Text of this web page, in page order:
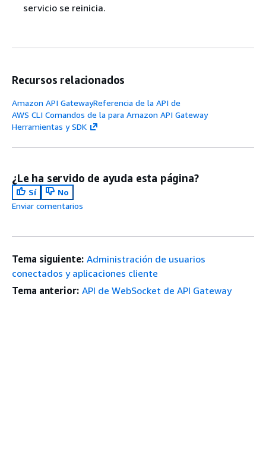
servicio se reinicia.
Recursos relacionados
Amazon API GatewayReferencia de la API de
AWS CLI Comandos de la para Amazon API Gateway
Herramientas y SDK
¿Le ha servido de ayuda esta página?
Sí
No
Enviar comentarios
Tema siguiente: Administración de usuarios
conectados y aplicaciones cliente
Tema anterior: API de WebSocket de API Gateway